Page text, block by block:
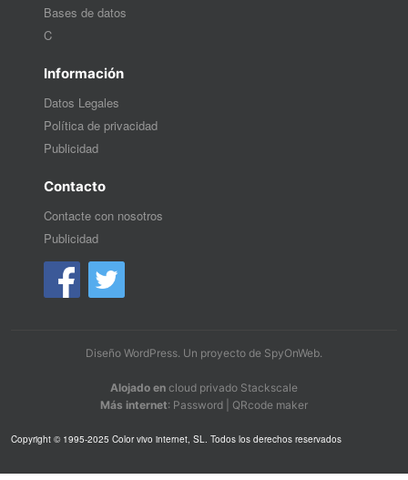
Bases de datos
C
Información
Datos Legales
Política de privacidad
Publicidad
Contacto
Contacte con nosotros
Publicidad
Diseño WordPress. Un proyecto de SpyOnWeb.
Alojado en cloud privado Stackscale
Más internet: Password QRcode maker
Copyright © 1995-2025 Color vivo internet, SL. Todos los derechos reservados